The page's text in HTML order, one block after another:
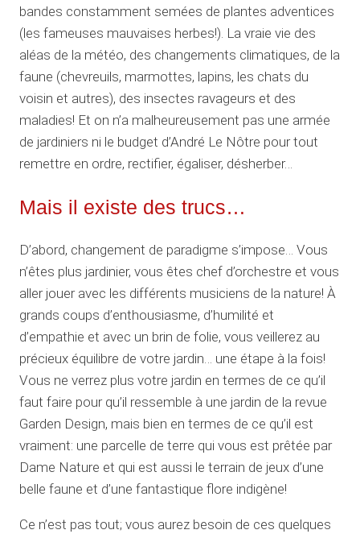
bandes constamment semées de plantes adventices
(les fameuses mauvaises herbes!). La vraie vie des
aléas de la météo, des changements climatiques, de la
faune (chevreuils, marmottes, lapins, les chats du
voisin et autres), des insectes ravageurs et des
maladies! Et on n’a malheureusement pas une armée
de jardiniers ni le budget d’André Le Nôtre pour tout
remettre en ordre, rectifier, égaliser, désherber…
Mais il existe des trucs…
D’abord, changement de paradigme s’impose… Vous
n’êtes plus jardinier, vous êtes chef d’orchestre et vous
aller jouer avec les différents musiciens de la nature! À
grands coups d’enthousiasme, d’humilité et
d’empathie et avec un brin de folie, vous veillerez au
précieux équilibre de votre jardin… une étape à la fois!
Vous ne verrez plus votre jardin en termes de ce qu’il
faut faire pour qu’il ressemble à une jardin de la revue
Garden Design, mais bien en termes de ce qu’il est
vraiment: une parcelle de terre qui vous est prêtée par
Dame Nature et qui est aussi le terrain de jeux d’une
belle faune et d’une fantastique flore indigène!
Ce n’est pas tout; vous aurez besoin de ces quelques